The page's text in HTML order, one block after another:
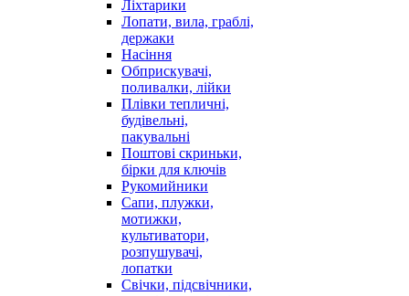
Ліхтарики
Лопати, вила, граблі,
держаки
Насіння
Обприскувачі,
поливалки, лійки
Плівки тепличні,
будівельні,
пакувальні
Поштові скриньки,
бірки для ключів
Рукомийники
Сапи, плужки,
мотижки,
культиватори,
розпушувачі,
лопатки
Свічки, підсвічники,